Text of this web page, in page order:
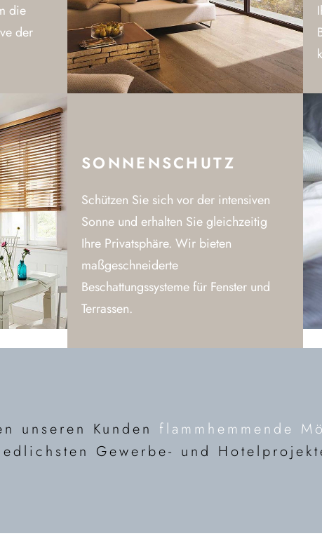
die
der
SONNENSCHUTZ
Schützen Sie sich vor der intensiven
Sonne und erhalten Sie gleichzeitig
Ihre Privatsphäre. Wir bieten
maßgeschneiderte
Beschattungssysteme für Fenster und
Terrassen.
unseren Kunden flammhemmende
Gewerbe- und